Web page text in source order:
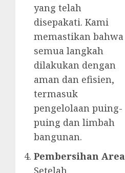
yang telah
disepakati. Kami
memastikan bahwa
semua langkah
dilakukan dengan
aman dan efisien,
termasuk
pengelolaan puing-
puing dan limbah
bangunan.
Pembersihan Area
Setelah